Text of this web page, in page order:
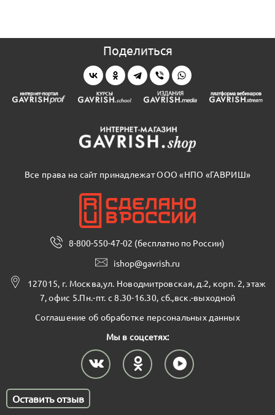
Поделиться
Все права на сайт принадлежат ООО «НПО «ГАВРИШ»
8-800-550-47-02 (бесплатно по России)
ishop@gavrish.ru
127015, г. Москва,ул. Новодмитровская, д.2, корп. 2, этаж
7, офис 5.Пн.-пт. с 8.30-16.30, сб.,вск.-выходной
Соглашение об обработке персональных данных
Мы в соцсетях:
Оставить отзыв